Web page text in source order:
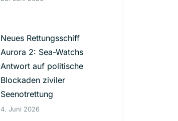
Neues Rettungsschiff
Aurora 2: Sea-Watchs
Antwort auf politische
Blockaden ziviler
Seenotrettung
4. Juni 2026